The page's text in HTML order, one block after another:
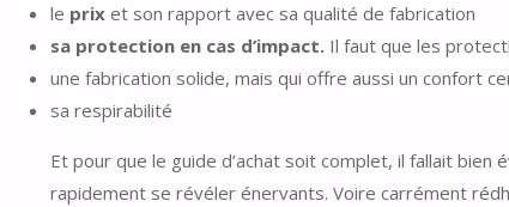
le prix et son rapport avec sa qualité de fabrication
sa protection en cas d’impact. Il faut que les
une fabrication solide, mais qui offre aussi un confort
sa respirabilité
Et pour que le guide d’achat soit complet, il fallait
rapidement se révéler énervants. Voire carrément